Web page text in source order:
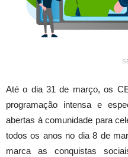
Até o dia 31 de março, os
programação intensa e
abertas à comunidade para
todos os anos no dia 8 de
marca as conquistas